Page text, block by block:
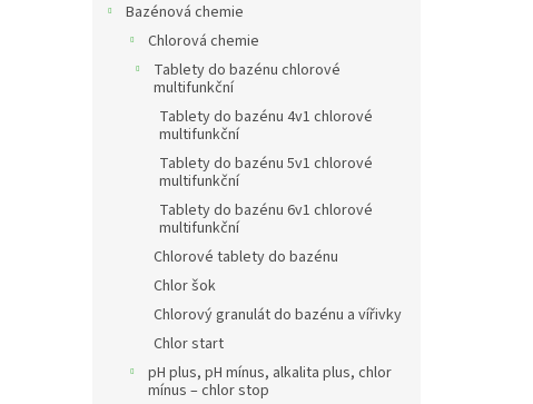
Bazénová chemie
Chlorová chemie
Tablety do bazénu chlorové
multifunkční
Tablety do bazénu 4v1 chlorové
multifunkční
Tablety do bazénu 5v1 chlorové
multifunkční
Tablety do bazénu 6v1 chlorové
multifunkční
Chlorové tablety do bazénu
Chlor šok
Chlorový granulát do bazénu a vířivky
Chlor start
pH plus, pH mínus, alkalita plus, chlor
mínus – chlor stop